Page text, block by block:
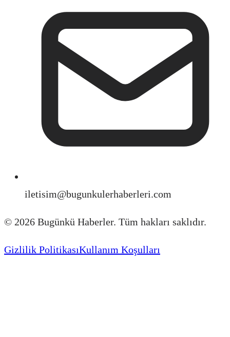
iletisim@bugunkulerhaberleri.com
© 2026 Bugünkü Haberler. Tüm hakları saklıdır.
Gizlilik PolitikasıKullanım Koşulları